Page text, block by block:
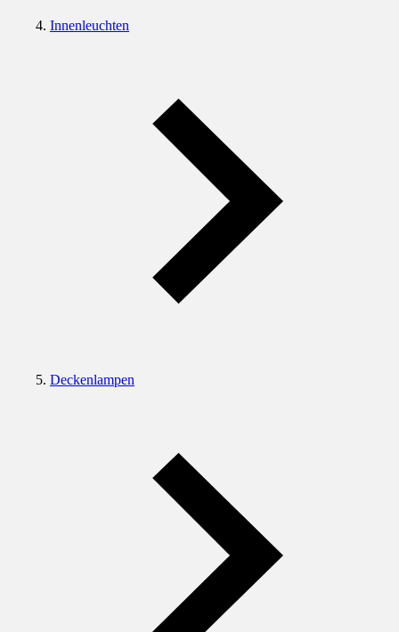
Innenleuchten
Deckenlampen